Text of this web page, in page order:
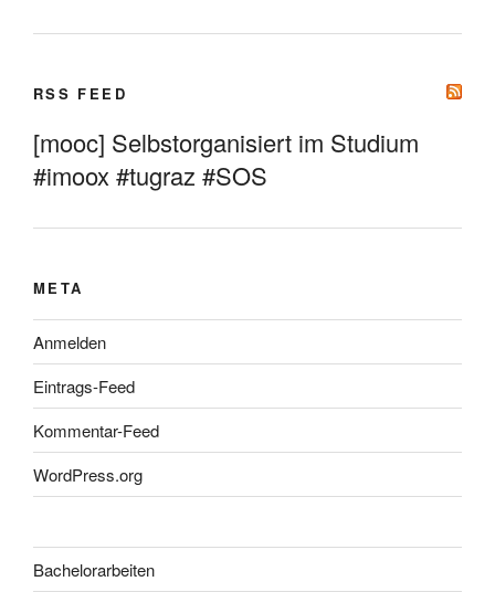
RSS FEED
[mooc] Selbstorganisiert im Studium
#imoox #tugraz #SOS
META
Anmelden
Eintrags-Feed
Kommentar-Feed
WordPress.org
Bachelorarbeiten